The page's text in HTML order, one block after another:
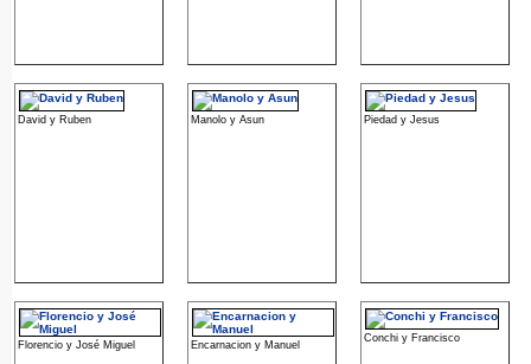
David y Ruben Manolo y Asun Piedad y Jesus
Florencio y José Miguel Encarnacion y Manuel
Conchi y Francisco